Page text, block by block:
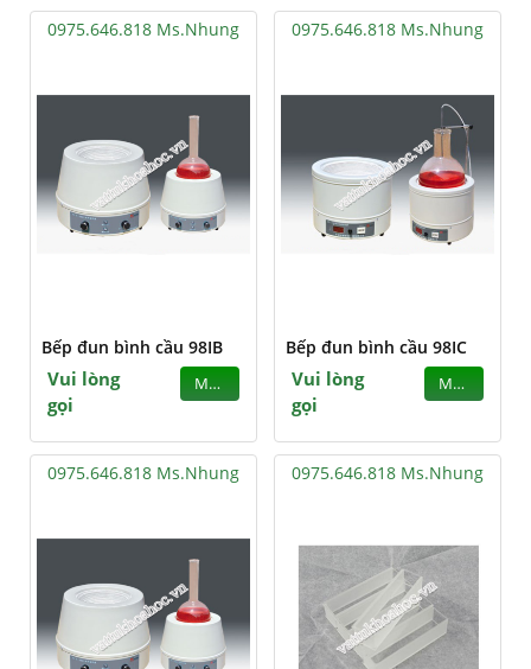
0975.646.818 Ms.Nhung
Bếp đun bình cầu 98IB
Vui lòng
gọi
MUA
0975.646.818 Ms.Nhung
Bếp đun bình cầu 98IC
Vui lòng
gọi
MUA
0975.646.818 Ms.Nhung 0975.646.818 Ms.Nhung